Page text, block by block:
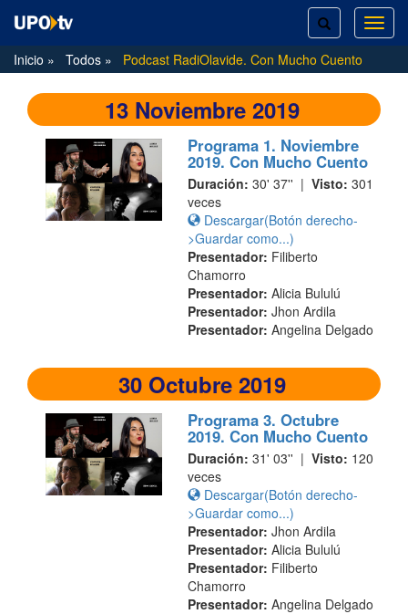
TOGGLE
SEARCH
Inicio
Todos Podcast RadiOlavide. Con Mucho Cuento
13 Noviembre 2019
Programa 1. Noviembre
2019. Con Mucho Cuento
Duración: 30' 37'' | Visto: 301
veces
Descargar(Botón derecho-
>Guardar como...)
Presentador: Filiberto
Chamorro
Presentador: Alicia Bululú
Presentador: Jhon Ardila
Presentador: Angelina Delgado
30 Octubre 2019
Programa 3. Octubre
2019. Con Mucho Cuento
Duración: 31' 03'' | Visto: 120
veces
Descargar(Botón derecho-
>Guardar como...)
Presentador: Jhon Ardila
Presentador: Alicia Bululú
Presentador: Filiberto
Chamorro
Presentador: Angelina Delgado